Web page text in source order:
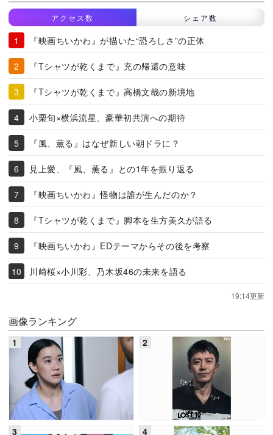
アクセス数 シェア数
『映画ちいかわ』が描いた“恐ろしさ”の正体
『Tシャツが乾くまで』充の帰還の意味
『Tシャツが乾くまで』高橋文哉の新境地
小栗旬×横浜流星、豪華初共演への期待
『風、薫る』はなぜ新しい朝ドラに？
見上愛、『風、薫る』との1年を振り返る
『映画ちいかわ』怪物は誰が生んだのか？
『Tシャツが乾くまで』脚本を生方美久が語る
『映画ちいかわ』EDテーマからその後を考察
川﨑桜×小川彩、乃木坂46の未来を語る
19:14更新
画像ランキング